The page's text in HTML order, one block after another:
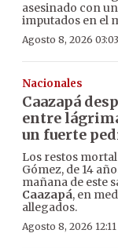
asesinado con
imputados en el
Agosto 8, 2026
Nacionales
Caazapá
entre
un fuerte
Los restos
Gómez, de 14
mañana de este
Caazapá, en
allegados.
Agosto 8, 2026 12:11